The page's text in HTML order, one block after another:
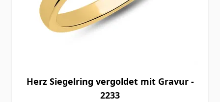
Herz Siegelring vergoldet mit Gravur -
2233